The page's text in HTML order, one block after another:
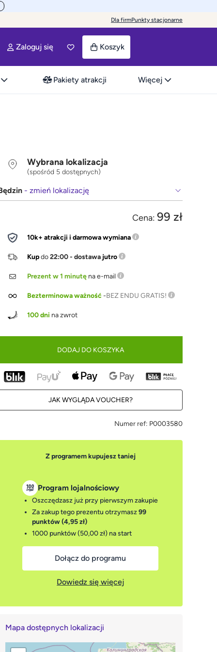
Dla firmPunkty stacjonarne
Zaloguj się Koszyk
Pakiety atrakcji Więcej
Wybrana lokalizacja
(spośród 5 dostępnych)
- zmień lokalizację
Cena: 99 zł
10k+ atrakcji i darmowa wymiana
Kupdo22:00 - dostawa jutro
Prezent w 1 minutę na e-mail
Bezterminowa ważność-BEZ ENDU GRATIS!
100 dni na zwrot
DODAJ DO KOSZYKA
JAK WYGLĄDA VOUCHER?
Numer ref: P0003580
Z programem kupujesz taniej
Program lojalnościowy
Oszczędzasz już przy pierwszym zakupie
Za zakup tego prezentu otrzymasz99
punktów (4,95 zł)
1000 punktów (50,00 zł) na start
Dołącz do programu
Dowiedz się więcej
Mapa dostępnych lokalizacji